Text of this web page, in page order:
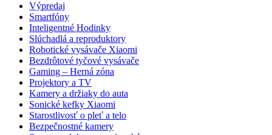
Výpredaj
Smartfóny
Inteligentné Hodinky
Slúchadlá a reproduktory
Robotické vysávače Xiaomi
Bezdrôtové tyčové vysávače
Gaming – Herná zóna
Projektory a TV
Kamery a držiaky do auta
Sonické kefky Xiaomi
Starostlivosť o pleť a telo
Bezpečnostné kamery